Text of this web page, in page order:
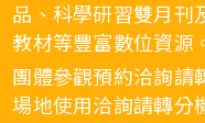
品、科學研習雙月刊
教材等豐富數位資源
團體參觀預約洽詢請
場地使用洽詢請轉分